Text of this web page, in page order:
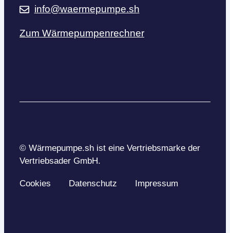
info@waermepumpe.sh
Zum Wärmepumpenrechner
© Wärmepumpe.sh ist eine Vertriebsmarke der
Vertriebsader GmbH.
Cookies Datenschutz Impressum